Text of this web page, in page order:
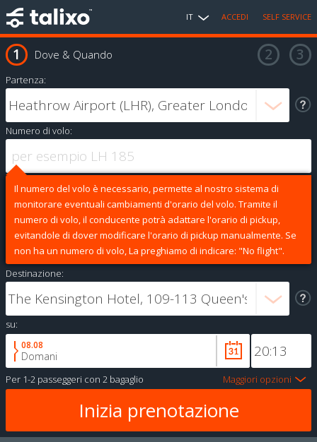
IT ACCEDI SELF SERVICE
Dove & Quando
Partenza:
Numero di volo:
Il numero del volo è necessario, permette al nostro sistema di
monitorare eventuali cambiamenti d'orario del volo. Tramite il
numero di volo, il conducente potrà adattare l'orario di pickup,
evitandole di dover modificare l'orario di pickup manualmente. Se
non ha un numero di volo, La preghiamo di indicare: "No flight".
Destinazione:
su:
08.08
Domani
Per 1-2 passeggeri con 2 bagaglio Maggiori opzioni